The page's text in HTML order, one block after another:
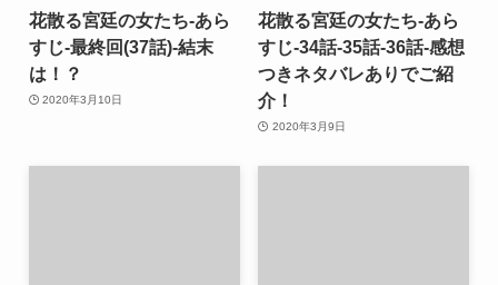
花散る宮廷の女たち-あら
すじ-最終回(37話)-結末
は！？
2020年3月10日
花散る宮廷の女たち-あら
すじ-34話-35話-36話-感想
つきネタバレありでご紹
介！
2020年3月9日